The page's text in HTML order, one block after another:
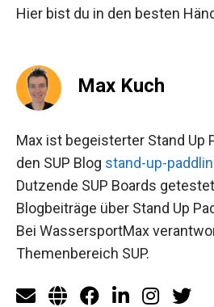
Hier bist du in den besten
Max Kuch
Max ist begeisterter Stand Up
den SUP Blog stand-up-
Dutzende SUP Boards
Blogbeiträge über Stand Up
Bei WassersportMax
Themenbereich SUP.